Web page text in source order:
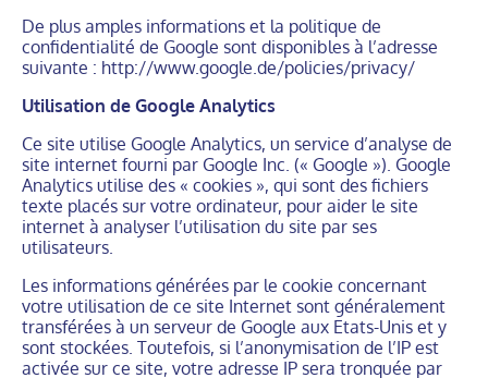
De plus amples informations et la politique de
confidentialité de Google sont disponibles à l’adresse
suivante : http://www.google.de/policies/privacy/
Utilisation de Google Analytics
Ce site utilise Google Analytics, un service d’analyse de
site internet fourni par Google Inc. (« Google »). Google
Analytics utilise des « cookies », qui sont des fichiers
texte placés sur votre ordinateur, pour aider le site
internet à analyser l’utilisation du site par ses
utilisateurs.
Les informations générées par le cookie concernant
votre utilisation de ce site Internet sont généralement
transférées à un serveur de Google aux Etats-Unis et y
sont stockées. Toutefois, si l’anonymisation de l’IP est
activée sur ce site, votre adresse IP sera tronquée par